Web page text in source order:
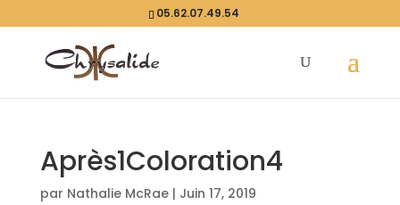
05.62.07.49.54
Après1Coloration4
par Nathalie McRae| Juin 17, 2019